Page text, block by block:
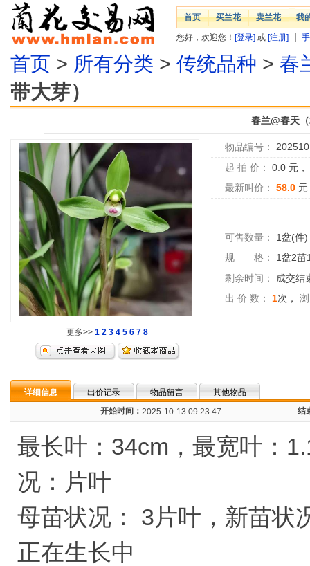
首页 买兰花 卖兰花 我
您好，欢迎您！ [登录] 或 [注册]
首页 > 所有分类 > 传统品种 > 春
带大芽）
春兰@春天
更多>> 1 2 3 4 5 6 7 8
物品编号：
起 拍 价：
0.0 元，
最新叫价：
58.0 元
可售数量： 1盆(件)
规 格：
1盆2苗
剩余时间：
成交结
出 价 数：
1次，
详细信息 出价记录 物品留言
其他物品
开始时间： 2025-10-13 09:23:47 结
最长叶：34cm，最宽叶：
况：片叶
母苗状况： 3片叶，新苗状
正在生长中